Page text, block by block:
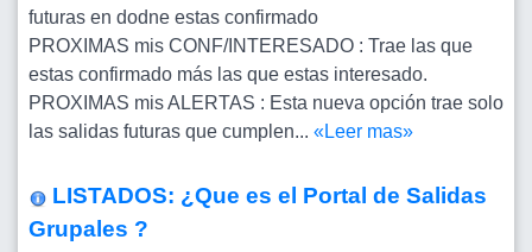
futuras en dodne estas confirmado
PROXIMAS mis CONF/INTERESADO : Trae las que
estas confirmado más las que estas interesado.
PROXIMAS mis ALERTAS : Esta nueva opción trae solo
las salidas futuras que cumplen... «Leer mas»
LISTADOS: ¿Que es el Portal de Salidas
Grupales ?